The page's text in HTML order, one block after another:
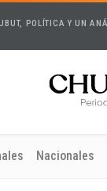
POLÍTICA Y UN
Nacionales